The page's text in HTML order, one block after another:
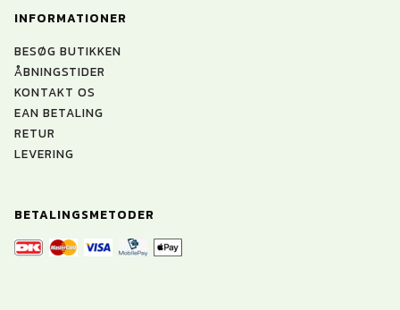
INFORMATIONER
BESØG BUTIKKEN
ÅBNINGSTIDER
KONTAKT OS
EAN BETALING
RETUR
LEVERING
BETALINGSMETODER